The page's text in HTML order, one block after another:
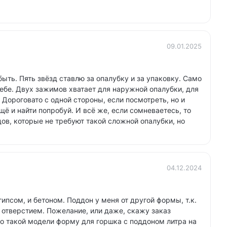
09.01.2025
Пять звёзд ставлю за опалубку и за упаковку. Само
Двух зажимов хватает для наружной опалубки, для
с одной стороны, если посмотреть, но и
и найти попробуй. И всё же, если сомневаетесь, то
которые не требуют такой сложной опалубки, но
04.12.2024
и бетоном. Поддон у меня от другой формы, т.к.
Пожелание, или даже, скажу заказ
такой модели форму для горшка с поддоном литра на